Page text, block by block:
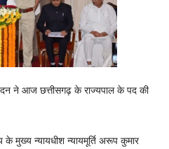
ने आज छत्तीसगढ़ के राज्यपाल के पद की
के मुख्य न्यायधीश न्यायमूर्ति अरूप कुमार